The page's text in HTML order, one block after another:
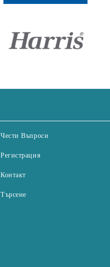
Чести Въпроси
Регистрация
Контакт
Търсене